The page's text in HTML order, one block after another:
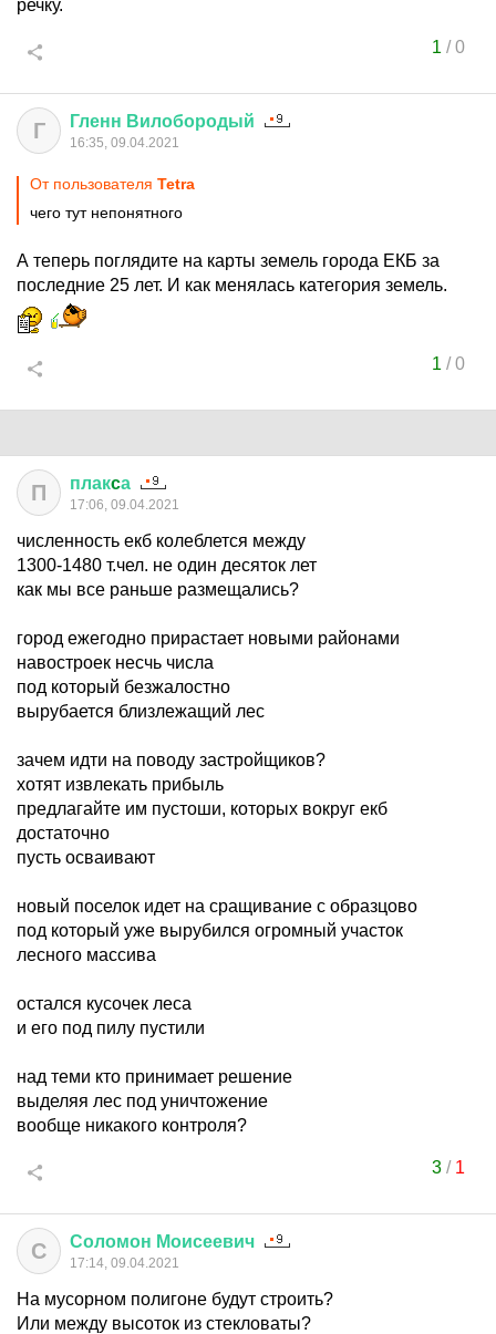
речку.
1 /0
Г Гленн Вилобородый
16:35, 09.04.2021
От пользователя Tetra
чего тут непонятного
А теперь поглядите на карты земель города ЕКБ за
последние 25 лет. И как менялась категория земель.
1 /0
П плакcа
17:06, 09.04.2021
численность екб колеблется между
1300-1480 т.чел. не один десяток лет
как мы все раньше размещались?
город ежегодно прирастает новыми районами
навостроек несчь числа
под который безжалостно
вырубается близлежащий лес
зачем идти на поводу застройщиков?
хотят извлекать прибыль
предлагайте им пустоши, которых вокруг екб
достаточно
пусть осваивают
новый поселок идет на сращивание с образцово
под который уже вырубился огромный участок
лесного массива
остался кусочек леса
и его под пилу пустили
над теми кто принимает решение
выделяя лес под уничтожение
вообще никакого контроля?
3/ 1
С Соломон Моисеевич
17:14, 09.04.2021
На мусорном полигоне будут строить?
Или между высоток из стекловаты?